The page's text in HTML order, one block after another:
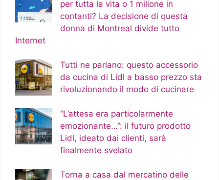
per tutta la vita o 1 milione in
contanti? La decisione di questa
donna di Montreal divide tutto
Internet
Tutti ne parlano: questo accessorio
da cucina di Lidl a basso prezzo sta
rivoluzionando il modo di cucinare
“L’attesa era particolarmente
emozionante…”: il futuro prodotto
Lidl, ideato dai clienti, sarà
finalmente svelato
Torna a casa dal mercatino delle